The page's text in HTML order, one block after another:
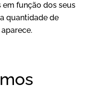
função dos seus
quantidade de